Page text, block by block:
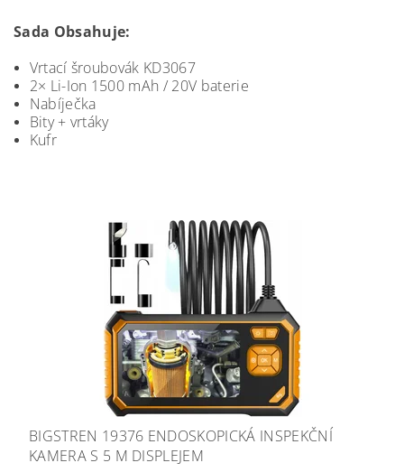
Sada Obsahuje:
Vrtací šroubovák KD3067
2× Li-Ion 1500 mAh / 20V baterie
Nabíječka
Bity + vrtáky
Kufr
BIGSTREN 19376 ENDOSKOPICKÁ INSPEKČNÍ
KAMERA S 5 M DISPLEJEM